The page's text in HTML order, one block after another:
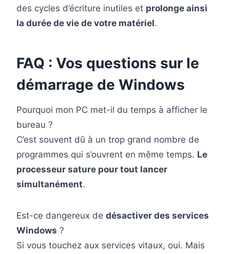
des cycles d’écriture inutiles et prolonge ainsi
la durée de vie de votre matériel.
FAQ : Vos questions sur le
démarrage de Windows
Pourquoi mon PC met-il du temps à afficher le
bureau ?
C’est souvent dû à un trop grand nombre de
programmes qui s’ouvrent en même temps. Le
processeur sature pour tout lancer
simultanément.
Est-ce dangereux de désactiver des services
Windows ?
Si vous touchez aux services vitaux, oui. Mais